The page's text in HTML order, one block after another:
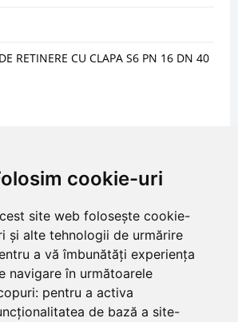
cookie-uri
site web folosește cookie-
și alte tehnologii de urmărire
a vă îmbunătăți experiența
navigare în următoarele
pentru a activa
de bază a site-
RETINERE CU CLAPA S6 PN 16 DN 40
DETALII